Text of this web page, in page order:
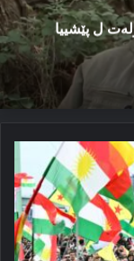
ل پێشییا